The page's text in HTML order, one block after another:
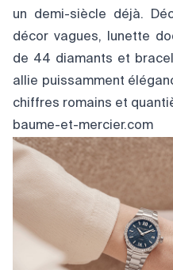
un demi-siècle déjà.
décor vagues, lunette
de 44 diamants et
allie puissamment
chiffres romains et
baume-et-mercier.com